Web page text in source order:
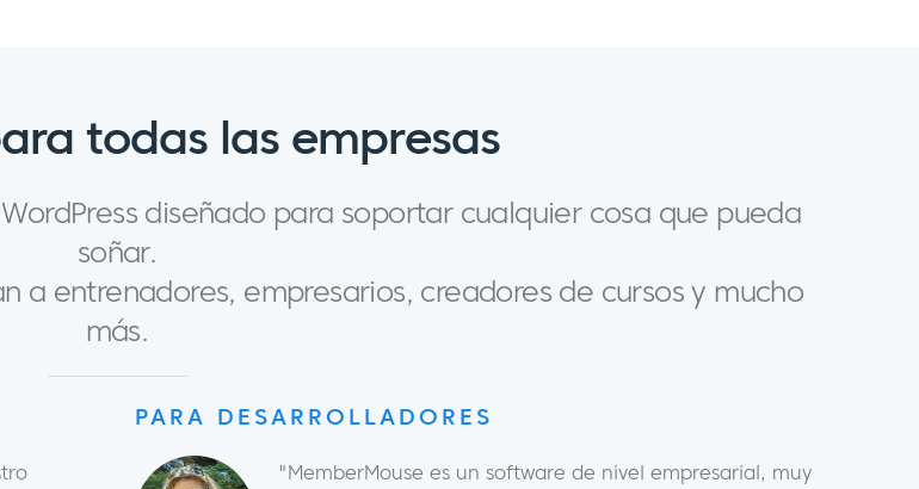
todas las empresas
diseñado para soportar cualquier cosa que pueda
soñar.
a entrenadores, empresarios, creadores de cursos y mucho
más.
PARA DESARROLLADORES
"MemberMouse es un software de nivel empresarial, muy